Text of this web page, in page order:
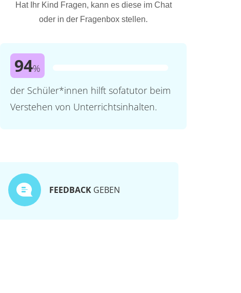
Hat Ihr Kind Fragen, kann es diese im Chat
oder in der Fragenbox stellen.
94%
der Schüler*innen hilft sofatutor beim
Verstehen von Unterrichtsinhalten.
FEEDBACK GEBEN